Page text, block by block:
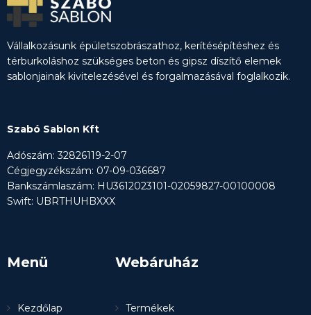
Vállalkozásunk épületszobrászathoz, kerítésépítéshez és
térburkoláshoz szükséges beton és gipsz díszítő elemek
sablonjainak kivitelezésével és forgalmazásával foglalkozik.
Szabó Sablon Kft
Adószám: 32826119-2-07
Cégjegyzékszám: 07-09-036687
Bankszámlaszám: HU3612023101-02059827-00100008
Swift: UBRTHUHBXXX
Menü
Kezdőlap
Webáruház
Termékek